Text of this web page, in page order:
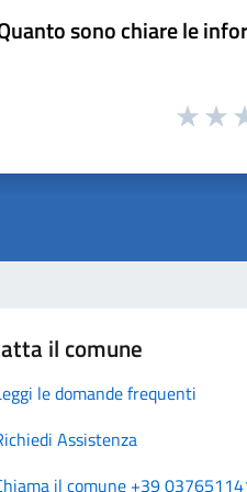
sono chiare le
il comune
le domande frequenti
Assistenza
il comune +39